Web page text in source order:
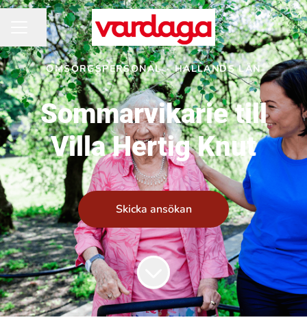
KARRIÄRMENY
Dela sidan
OMSORGSPERSONAL · HALLANDS LÄN
Sommarvikarie till
Villa Hertig Knut
Skicka ansökan